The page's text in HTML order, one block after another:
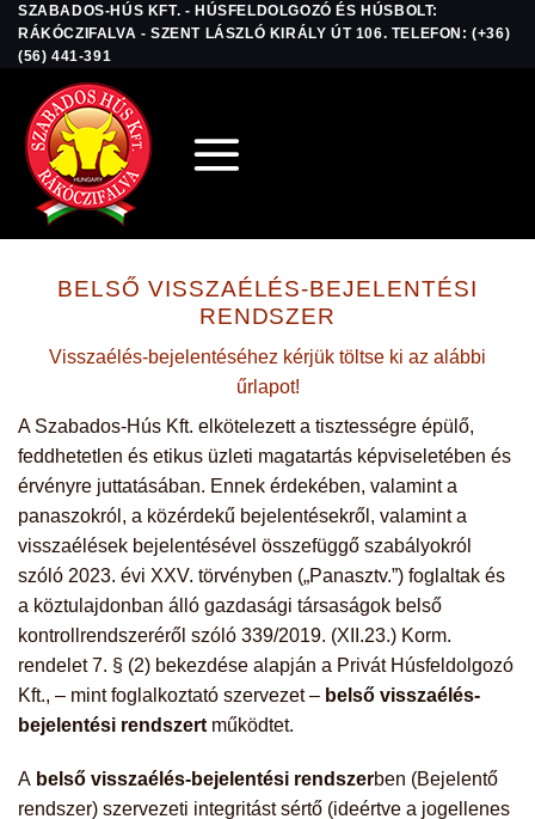
SkipSZABADOS-HÚS KFT. - HÚSFELDOLGOZÓ ÉS HÚSBOLT:
RÁKÓCZIFALVA - SZENT LÁSZLÓ KIRÁLY ÚT 106. TELEFON: (+36)
(56) 441-391
BELSŐ VISSZAÉLÉS-BEJELENTÉSI
RENDSZER
Visszaélés-bejelentéséhez kérjük töltse ki az alábbi
űrlapot!
A Szabados-Hús Kft. elkötelezett a tisztességre épülő,
feddhetetlen és etikus üzleti magatartás képviseletében és
érvényre juttatásában. Ennek érdekében, valamint a
panaszokról, a közérdekű bejelentésekről, valamint a
visszaélések bejelentésével összefüggő szabályokról
szóló 2023. évi XXV. törvényben („Panasztv.”) foglaltak és
a köztulajdonban álló gazdasági társaságok belső
kontrollrendszeréről szóló 339/2019. (XII.23.) Korm.
rendelet 7. § (2) bekezdése alapján a Privát Húsfeldolgozó
Kft., – mint foglalkoztató szervezet – belső visszaélés-
bejelentési rendszert működtet.
A belső visszaélés-bejelentési rendszerben (Bejelentő
rendszer) szervezeti integritást sértő (ideértve a jogellenes